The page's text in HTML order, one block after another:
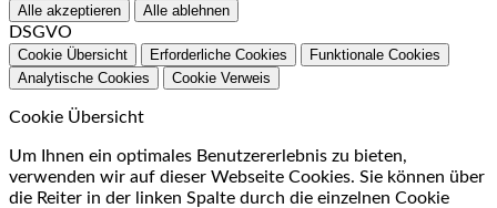
Alle akzeptieren Alle ablehnen
DSGVO
Cookie Übersicht Erforderliche Cookies
Funktionale Cookies
Analytische Cookies
Cookie Verweis
Cookie Übersicht
Um Ihnen ein optimales Benutzererlebnis zu bieten,
verwenden wir auf dieser Webseite Cookies. Sie können über
die Reiter in der linken Spalte durch die einzelnen Cookie